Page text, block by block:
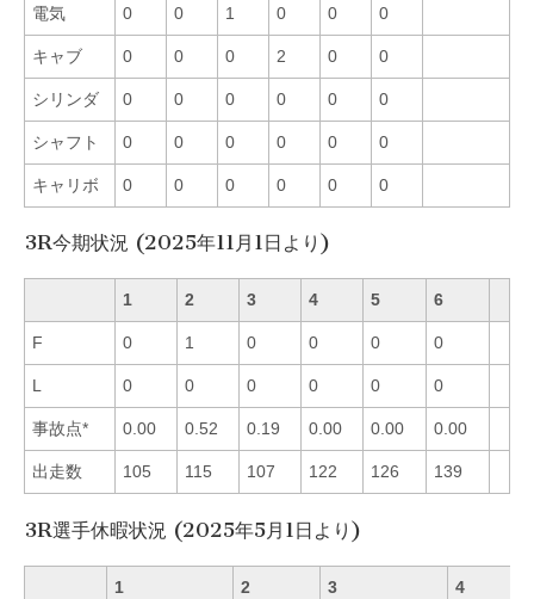
電気 0 0 1 0 0 0
キャブ 0 0 0 2 0 0
シリンダ 0 0 0 0 0 0
シャフト 0 0 0 0 0 0
キャリボ 0 0 0 0 0 0
3R今期状況 (2025年11月1日より)
1 2 3 4 5 6
F 0 1 0 0 0 0
L 0 0 0 0 0 0
事故点* 0.00 0.52 0.19 0.00 0.00 0.00
出走数 105 115 107 122 126 139
3R選手休暇状況 (2025年5月1日より)
1 2 3 4